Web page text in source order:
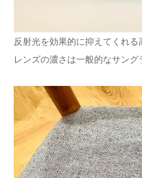
反射光を効果的に抑えてくれる
レンズの濃さは一般的なサング